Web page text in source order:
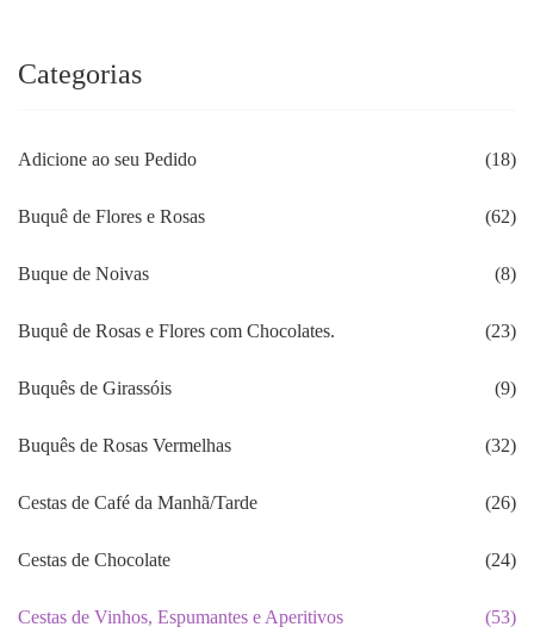
Categorias
Adicione ao seu Pedido (18)
Buquê de Flores e Rosas (62)
Buque de Noivas (8)
Buquê de Rosas e Flores com Chocolates. (23)
Buquês de Girassóis (9)
Buquês de Rosas Vermelhas (32)
Cestas de Café da Manhã/Tarde (26)
Cestas de Chocolate (24)
Cestas de Vinhos, Espumantes e Aperitivos (53)